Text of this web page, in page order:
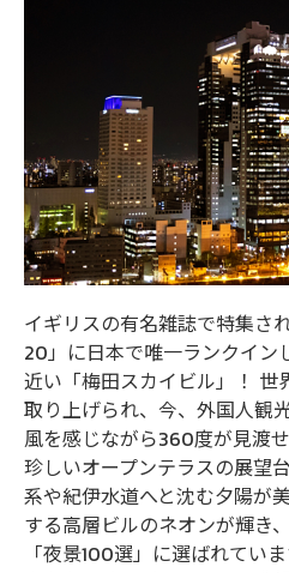
イギリスの有名雑誌で特集さ
20」に日本で唯一ランクイン
近い「梅田スカイビル」！ 世
取り上げられ、今、外国人観
風を感じながら360度が見渡
珍しいオープンテラスの展望
系や紀伊水道へと沈む夕陽が
する高層ビルのネオンが輝き
「夜景100選」に選ばれてい